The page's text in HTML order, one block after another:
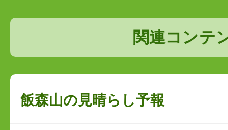
関連コンテ
飯森山の見晴らし予報